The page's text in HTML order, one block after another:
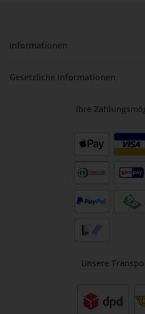
Informationen
Gesetzliche Informationen
Ihre
Unsere